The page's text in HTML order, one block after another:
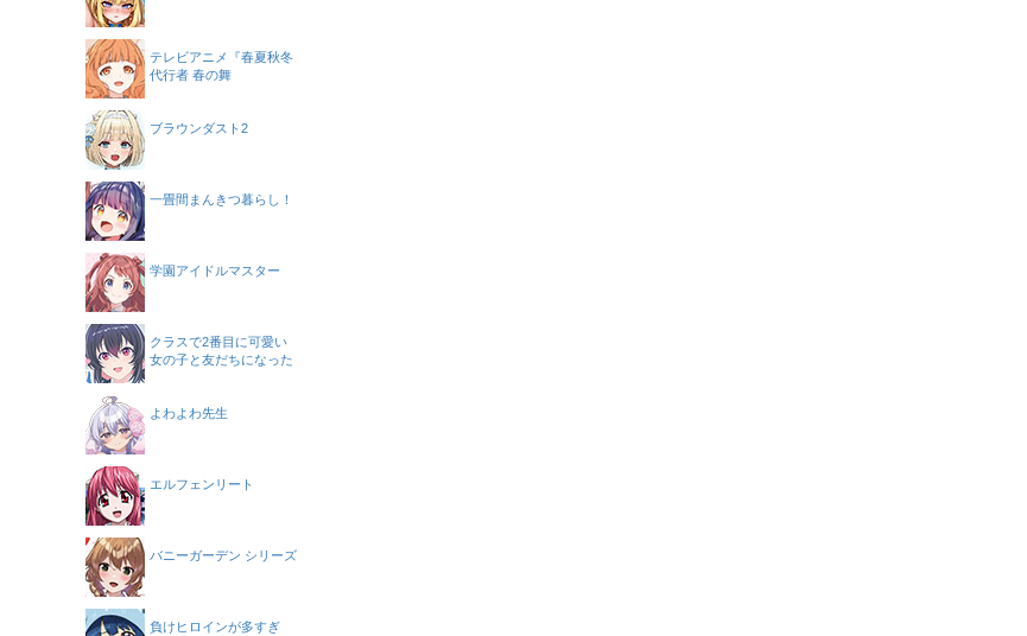
テレビアニメ『春夏秋冬
代行者 春の舞
ブラウンダスト2
一畳間まんきつ暮らし！
学園アイドルマスター
クラスで2番目に可愛い
女の子と友だちになった
よわよわ先生
エルフェンリート
バニーガーデン シリーズ
負けヒロインが多すぎ